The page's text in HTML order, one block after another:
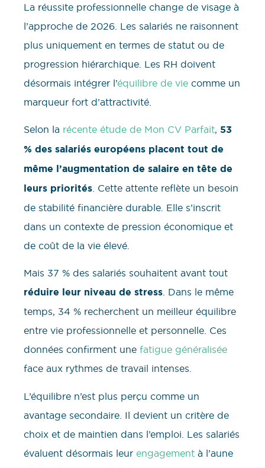
La réussite professionnelle change de visage à
l’approche de 2026. Les salariés ne raisonnent
plus uniquement en termes de statut ou de
progression hiérarchique. Les RH doivent
désormais intégrer l’équilibre de vie comme un
marqueur fort d’attractivité.
Selon la récente étude de Mon CV Parfait, 53
% des salariés européens placent tout de
même l’augmentation de salaire en tête de
leurs priorités . Cette attente reflète un besoin
de stabilité financière durable. Elle s’inscrit
dans un contexte de pression économique et
de coût de la vie élevé.
Mais 37 % des salariés souhaitent avant tout
réduire leur niveau de stress. Dans le même
temps, 34 % recherchent un meilleur équilibre
entre vie professionnelle et personnelle. Ces
données confirment une fatigue généralisée
face aux rythmes de travail intenses.
L’équilibre n’est plus perçu comme un
avantage secondaire. Il devient un critère de
choix et de maintien dans l’emploi. Les salariés
évaluent désormais leur engagement à l’aune